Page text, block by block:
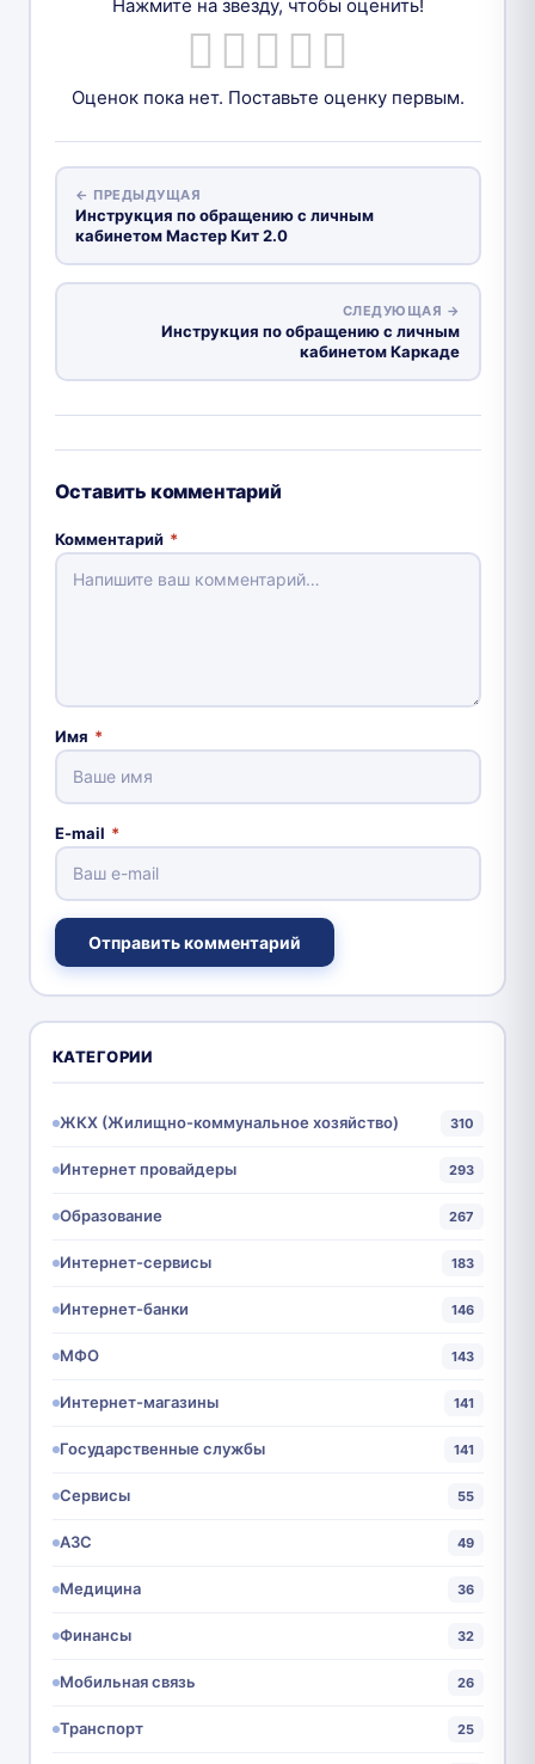
Нажмите на звезду, чтобы оценить!
Оценок пока нет. Поставьте оценку первым.
← ПРЕДЫДУЩАЯ
Инструкция по обращению с личным
кабинетом Мастер Кит 2.0
СЛЕДУЮЩАЯ →
Инструкция по обращению с личным
кабинетом Каркаде
Оставить комментарий
Комментарий *
Имя *
E-mail *
Отправить комментарий
КАТЕГОРИИ
ЖКХ (Жилищно-коммунальное хозяйство) 310
Интернет провайдеры 293
Образование 267
Интернет-сервисы 183
Интернет-банки 146
МФО 143
Интернет-магазины 141
Государственные службы 141
Сервисы 55
АЗС 49
Медицина 36
Финансы 32
Мобильная связь 26
Транспорт 25